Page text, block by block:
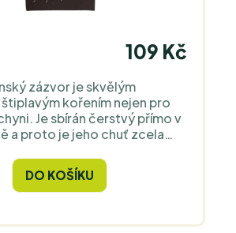
109 Kč
zázvor je skvělým
kořením nejen pro
Je sbírán čerstvý přímo v
a proto je jeho chuť zcela
DO KOŠÍKU